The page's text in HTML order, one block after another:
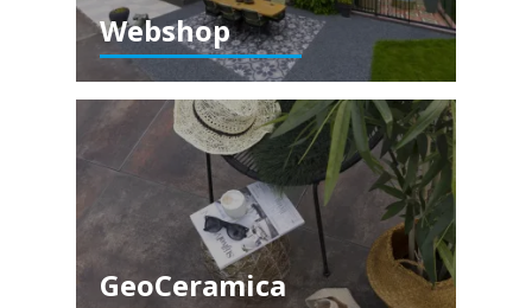
Webshop
GeoCeramica